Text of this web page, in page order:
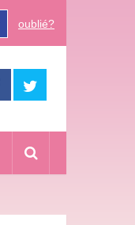
oublié?